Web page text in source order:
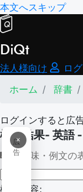
本文へスキップ
DiQt
法人様向け
ロ
ホーム
辞書
ログインすると広
×
広
告
検索結果- 英語
意味・例文の
検索内容: